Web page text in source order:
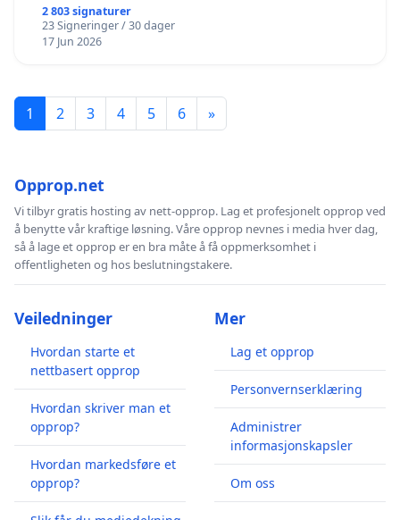
2 803 signaturer
23 Signeringer / 30 dager
17 Jun 2026
1 2 3 4 5 6 »
Opprop.net
Vi tilbyr gratis hosting av nett-opprop. Lag et profesjonelt opprop ved
å benytte vår kraftige løsning. Våre opprop nevnes i media hver dag,
så å lage et opprop er en bra måte å få oppmerksomhet i
offentligheten og hos beslutningstakere.
Veiledninger
Hvordan starte et
nettbasert opprop
Hvordan skriver man et
opprop?
Hvordan markedsføre et
opprop?
Mer
Lag et opprop
Personvernserklæring
Administrer
informasjonskapsler
Om oss